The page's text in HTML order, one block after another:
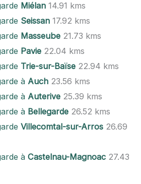
Miélan 14.91 kms
Seissan 17.92 kms
Masseube 21.73 kms
Pavie 22.04 kms
Trie-sur-Baïse 22.94 kms
àAuch 23.56 kms
àAuterive 25.39 kms
à Bellegarde 26.52 kms
Villecomtal-sur-Arros 26.69
àCastelnau-Magnoac 27.43